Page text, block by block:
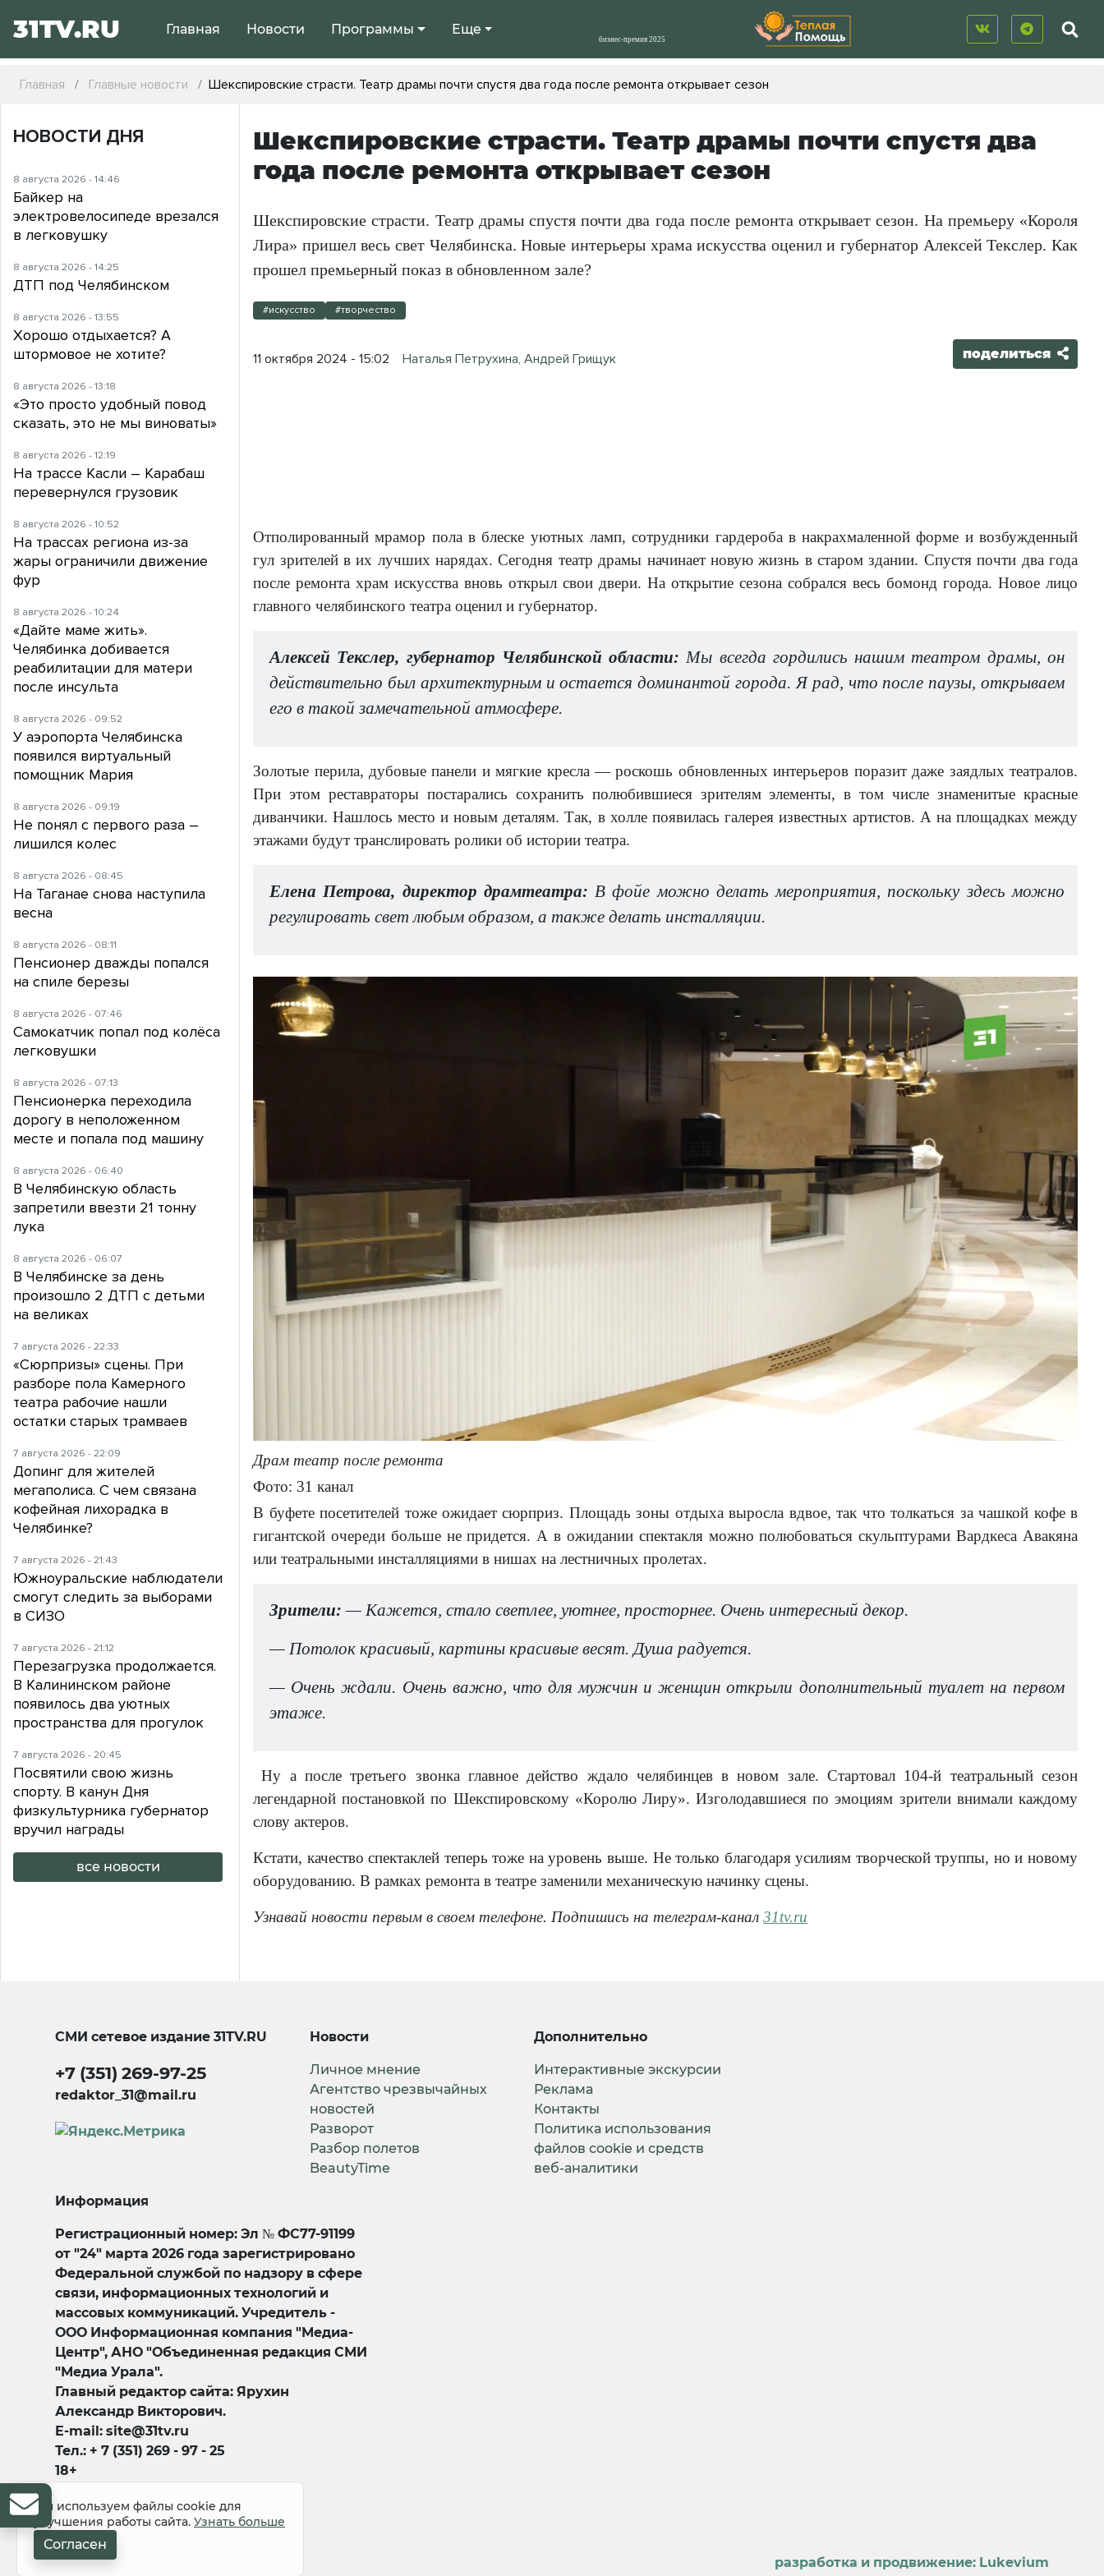
31TV.RU Главная Новости Программы Еще
Главная Главные новости Шекспировские страсти. Театр драмы почти спустя два года после ремонта открывает сезон
Шекспировские страсти. Театр драмы почти спустя два
года после ремонта открывает сезон
Шекспировские страсти. Театр драмы спустя почти два года после ремонта открывает сезон. На премьеру «Короля
Лира» пришел весь свет Челябинска. Новые интерьеры храма искусства оценил и губернатор Алексей Текслер. Как
прошел премьерный показ в обновленном зале?
#искусство #творчество
11 октября 2024 - 15:02 Наталья Петрухина, Андрей Грищук поделиться
Отполированный мрамор пола в блеске уютных ламп, сотрудники гардероба в накрахмаленной форме и возбужденный
гул зрителей в их лучших нарядах. Сегодня театр драмы начинает новую жизнь в старом здании. Спустя почти два года
после ремонта храм искусства вновь открыл свои двери. На открытие сезона собрался весь бомонд города. Новое лицо
главного челябинского театра оценил и губернатор.
Алексей Текслер, губернатор Челябинской области: Мы всегда гордились нашим театром драмы, он
действительно был архитектурным и остается доминантой города. Я рад, что после паузы, открываем
его в такой замечательной атмосфере.
Золотые перила, дубовые панели и мягкие кресла — роскошь обновленных интерьеров поразит даже заядлых театралов.
При этом реставраторы постарались сохранить полюбившиеся зрителям элементы, в том числе знаменитые красные
диванчики. Нашлось место и новым деталям. Так, в холле появилась галерея известных артистов. А на площадках между
этажами будут транслировать ролики об истории театра.
Елена Петрова, директор драмтеатра: В фойе можно делать мероприятия, поскольку здесь можно
регулировать свет любым образом, а также делать инсталляции.
Драм театр после ремонта
Фото: 31 канал
В буфете посетителей тоже ожидает сюрприз. Площадь зоны отдыха выросла вдвое, так что толкаться за чашкой кофе в
гигантской очереди больше не придется. А в ожидании спектакля можно полюбоваться скульптурами Вардкеса Авакяна
или театральными инсталляциями в нишах на лестничных пролетах.
Зрители: — Кажется, стало светлее, уютнее, просторнее. Очень интересный декор.
— Потолок красивый, картины красивые весят. Душа радуется.
— Очень ждали. Очень важно, что для мужчин и женщин открыли дополнительный туалет на первом
этаже.
Ну а после третьего звонка главное действо ждало челябинцев в новом зале. Стартовал 104-й театральный сезон
легендарной постановкой по Шекспировскому «Королю Лиру». Изголодавшиеся по эмоциям зрители внимали каждому
слову актеров.
Кстати, качество спектаклей теперь тоже на уровень выше. Не только благодаря усилиям творческой труппы, но и новому
оборудованию. В рамках ремонта в театре заменили механическую начинку сцены.
Узнавай новости первым в своем телефоне. Подпишись на телеграм-канал31tv.ru
НОВОСТИ ДНЯ
8 августа 2026 - 14:46
Байкер на
электровелосипеде врезался
в легковушку
8 августа 2026 - 14:25
ДТП под Челябинском
8 августа 2026 - 13:55
Хорошо отдыхается? А
штормовое не хотите?
8 августа 2026 - 13:18
«Это просто удобный повод
сказать, это не мы виноваты»
8 августа 2026 - 12:19
На трассе Касли – Карабаш
перевернулся грузовик
8 августа 2026 - 10:52
На трассах региона из-за
жары ограничили движение
фур
8 августа 2026 - 10:24
«Дайте маме жить».
Челябинка добивается
реабилитации для матери
после инсульта
8 августа 2026 - 09:52
У аэропорта Челябинска
появился виртуальный
помощник Мария
8 августа 2026 - 09:19
Не понял с первого раза –
лишился колес
8 августа 2026 - 08:45
На Таганае снова наступила
весна
8 августа 2026 - 08:11
Пенсионер дважды попался
на спиле березы
8 августа 2026 - 07:46
Самокатчик попал под колёса
легковушки
8 августа 2026 - 07:13
Пенсионерка переходила
дорогу в неположенном
месте и попала под машину
8 августа 2026 - 06:40
В Челябинскую область
запретили ввезти 21 тонну
лука
8 августа 2026 - 06:07
В Челябинске за день
произошло 2 ДТП с детьми
на великах
7 августа 2026 - 22:33
«Сюрпризы» сцены. При
разборе пола Камерного
театра рабочие нашли
остатки старых трамваев
7 августа 2026 - 22:09
Допинг для жителей
мегаполиса. С чем связана
кофейная лихорадка в
Челябинке?
7 августа 2026 - 21:43
Южноуральские наблюдатели
смогут следить за выборами
в СИЗО
7 августа 2026 - 21:12
Перезагрузка продолжается.
В Калининском районе
появилось два уютных
пространства для прогулок
7 августа 2026 - 20:45
Посвятили свою жизнь
спорту. В канун Дня
физкультурника губернатор
вручил награды
все новости
СМИ сетевое издание31TV.RU
+7 (351) 269-97-25
redaktor_31@mail.ru
Новости
Личное мнение
Агентство чрезвычайных
новостей
Разворот
Разбор полетов
BeautyTime
Дополнительно
Интерактивные экскурсии
Реклама
Контакты
Политика использования
файлов cookie и средств
веб-аналитики
Информация
Регистрационный номер: Эл № ФС77-91199
от "24" марта 2026 года зарегистрировано
Федеральной службой по надзору в сфере
связи, информационных технологий и
массовых коммуникаций. Учредитель -
ООО Информационная компания "Медиа-
Центр", АНО "Объединенная редакция СМИ
"Медиа Урала".
Главный редактор сайта: Ярухин
Александр Викторович.
E-mail: site@31tv.ru
Тел.: + 7 (351) 269 - 97 - 25
18+
© 2008-2026 Все права защищены разработка и продвижение: Lukevium
Мы используем файлы cookie для
улучшения работы сайта. Узнать больше
Согласен